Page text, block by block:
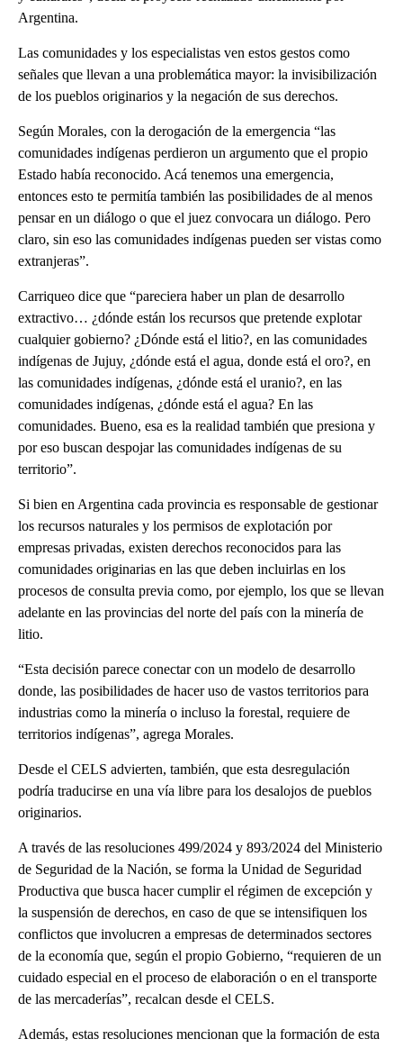
Argentina.
Las comunidades y los especialistas ven estos gestos como
señales que llevan a una problemática mayor: la invisibilización
de los pueblos originarios y la negación de sus derechos.
Según Morales, con la derogación de la emergencia “las
comunidades indígenas perdieron un argumento que el propio
Estado había reconocido. Acá tenemos una emergencia,
entonces esto te permitía también las posibilidades de al menos
pensar en un diálogo o que el juez convocara un diálogo. Pero
claro, sin eso las comunidades indígenas pueden ser vistas como
extranjeras”.
Carriqueo dice que “pareciera haber un plan de desarrollo
extractivo… ¿dónde están los recursos que pretende explotar
cualquier gobierno? ¿Dónde está el litio?, en las comunidades
indígenas de Jujuy, ¿dónde está el agua, donde está el oro?, en
las comunidades indígenas, ¿dónde está el uranio?, en las
comunidades indígenas, ¿dónde está el agua? En las
comunidades. Bueno, esa es la realidad también que presiona y
por eso buscan despojar las comunidades indígenas de su
territorio”.
Si bien en Argentina cada provincia es responsable de gestionar
los recursos naturales y los permisos de explotación por
empresas privadas, existen derechos reconocidos para las
comunidades originarias en las que deben incluirlas en los
procesos de consulta previa como, por ejemplo, los que se llevan
adelante en las provincias del norte del país con la minería de
litio.
“Esta decisión parece conectar con un modelo de desarrollo
donde, las posibilidades de hacer uso de vastos territorios para
industrias como la minería o incluso la forestal, requiere de
territorios indígenas”, agrega Morales.
Desde el CELS advierten, también, que esta desregulación
podría traducirse en una vía libre para los desalojos de pueblos
originarios.
A través de las resoluciones 499/2024 y 893/2024 del Ministerio
de Seguridad de la Nación, se forma la Unidad de Seguridad
Productiva que busca hacer cumplir el régimen de excepción y
la suspensión de derechos, en caso de que se intensifiquen los
conflictos que involucren a empresas de determinados sectores
de la economía que, según el propio Gobierno, “requieren de un
cuidado especial en el proceso de elaboración o en el transporte
de las mercaderías”, recalcan desde el CELS.
Además, estas resoluciones mencionan que la formación de esta